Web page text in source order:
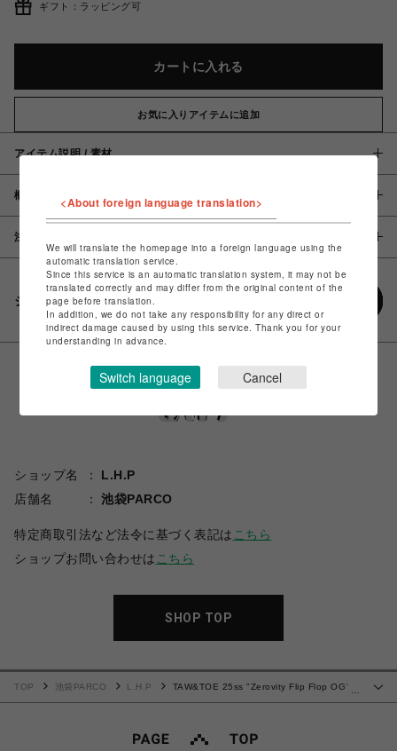
ギフト：ラッピング可
カートに入れる
お気に入りアイテムに追加
アイテム説明 / 素材
概要
注意事項
シェアする
ショップ名
L.H.P
店舗名
池袋PARCO
特定商取引法など法令に基づく表記は こちら
ショップお問い合わせは こちら
SHOP TOP
…
TOP 池袋PARCO L.H.P
TAW&TOE 25ss "Zerovity Flip Flop OG"
<About foreign language translation>
We will translate the homepage into a foreign language using the
automatic translation service.
Since this service is an automatic translation system, it may not be
translated correctly and may differ from the original content of the
page before translation.
In addition, we do not take any responsibility for any direct or
indirect damage caused by using this service. Thank you for your
understanding in advance.
Switch language Cancel